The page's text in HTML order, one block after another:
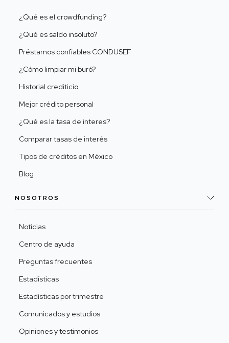
¿Qué es el crowdfunding?
¿Qué es saldo insoluto?
Préstamos confiables CONDUSEF
¿Cómo limpiar mi buró?
Historial crediticio
Mejor crédito personal
¿Qué es la tasa de interes?
Comparar tasas de interés
Tipos de créditos en México
Blog
NOSOTROS
Noticias
Centro de ayuda
Preguntas frecuentes
Estadísticas
Estadísticas por trimestre
Comunicados y estudios
Opiniones y testimonios